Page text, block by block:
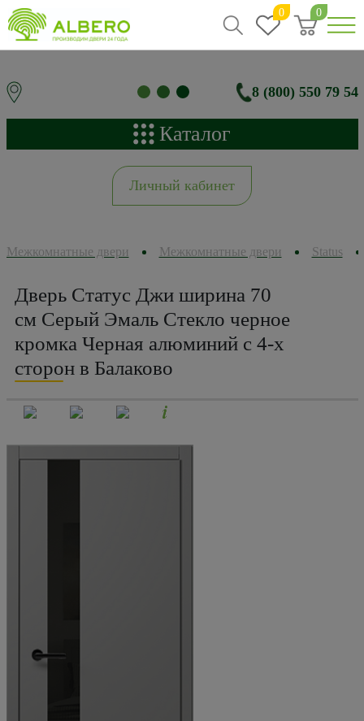
0 0
8 (800) 550 79 54
Каталог
Личный кабинет
Межкомнатные двери Межкомнатные двери Status
Дверь Статус Джи ширина 70
см Серый Эмаль Стекло черное
кромка Черная алюминий с 4-х
сторон в Балаково